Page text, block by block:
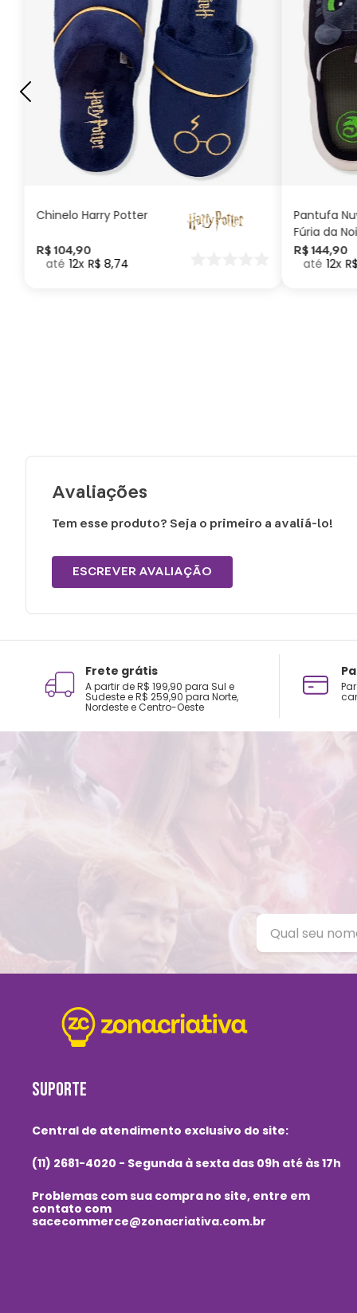
Chinelo Harry Potter
R$ 104,90
12 R$ 8,74
G GG M P
ADICIONAR AO
CARRINHO
Pantufa
Fúria da
Como
seu Dragão
R$ 144,90
12 R$
Avaliações
Tem esse produto? Seja o primeiro a avaliá-lo!
ESCREVER AVALIAÇÃO
Frete grátis
A partir de R$ 199,90 para Sul e
Sudeste e R$ 259,90 para Norte,
Nordeste e Centro-Oeste
SUPORTE
Central de atendimento exclusivo do site:
(11) 2681-4020 - Segunda à sexta das 09h até às 17h
Problemas com sua compra no site, entre em
contato com
sacecommerce@zonacriativa.com.br